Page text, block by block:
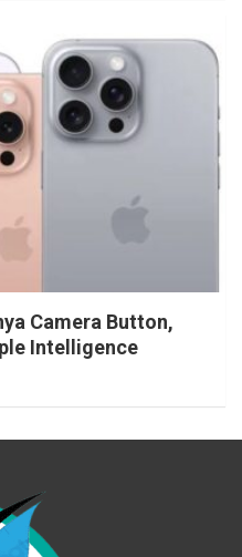
Camera Button,
Intelligence